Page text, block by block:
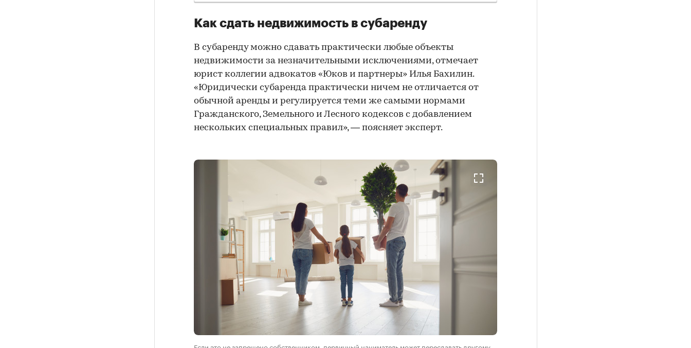
Как сдать недвижимость в субаренду
В субаренду можно сдавать практически любые объекты
недвижимости за незначительными исключениями, отмечает
юрист коллегии адвокатов «Юков и партнеры» Илья Бахилин.
«Юридически субаренда практически ничем не отличается от
обычной аренды и регулируется теми же самыми нормами
Гражданского, Земельного и Лесного кодексов с добавлением
нескольких специальных правил», — поясняет эксперт.